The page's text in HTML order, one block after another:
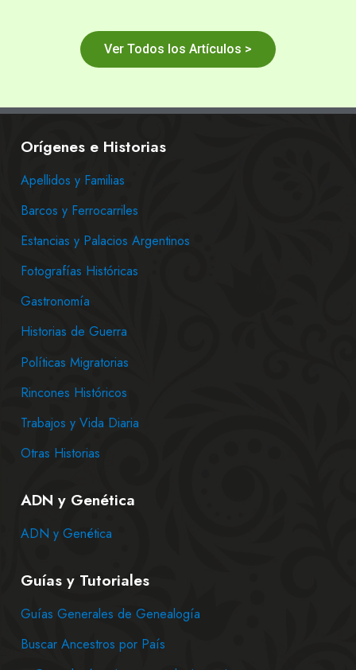
Ver Todos los Artículos >
Orígenes e Historias
Apellidos y Familias
Barcos y Ferrocarriles
Estancias y Palacios Argentinos
Fotografías Históricas
Gastronomía
Historias de Guerra
Políticas Migratorias
Rincones Históricos
Trabajos y Vida Diaria
Otras Historias
ADN y Genética
ADN y Genética
Guías y Tutoriales
Guías Generales de Genealogía
Buscar Ancestros por País